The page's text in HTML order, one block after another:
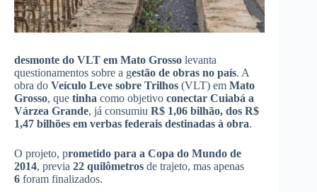
desmonte do VLT em Mato Grosso levanta
questionamentos sobre a gestão de obras no país. A
obra do Veículo Leve sobre Trilhos (VLT) em Mato
Grosso, que tinha como objetivo conectar Cuiabá a
Várzea Grande, já consumiu R$ 1,06 bilhão, dos R$
1,47 bilhões em verbas federais destinadas à obra.
O projeto, prometido para a Copa do Mundo de
2014, previa 22 quilômetros de trajeto, mas apenas
6 foram finalizados.